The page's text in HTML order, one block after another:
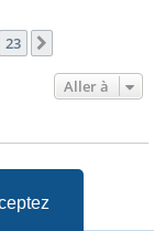
23
Aller à